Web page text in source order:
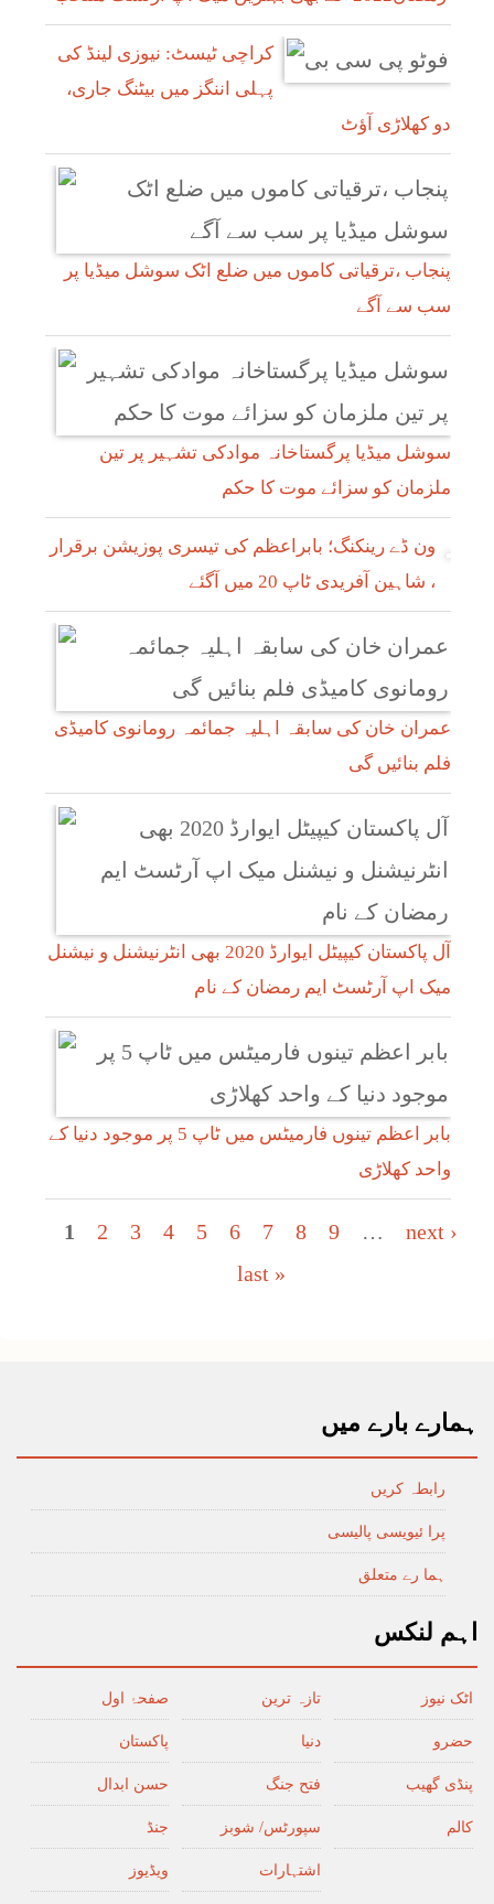
کراچی ٹیسٹ: نیوزی لینڈ کی
پہلی اننگز میں بیٹنگ جاری،
دو کھلاڑی آؤٹ
پنجاب ،ترقیاتی کاموں میں ضلع اٹک سوشل میڈیا پر
سب سے آگے
سوشل میڈیا پرگستاخانہ موادکی تشہیر پر تین
ملزمان کو سزائے موت کا حکم
ون ڈے رینکنگ؛ بابراعظم کی تیسری پوزیشن برقرار
، شاہین آفریدی ٹاپ 20 میں آگئے
عمران خان کی سابقہ اہلیہ جمائمہ رومانوی کامیڈی
فلم بنائیں گی
آل پاکستان کیپیٹل ایوارڈ 2020 بھی انٹرنیشنل و نیشنل
میک اپ آرٹسٹ ایم رمضان کے نام
بابر اعظم تینوں فارمیٹس میں ٹاپ 5 پر موجود دنیا کے
واحد کھلاڑی
Pages
1 2 3 4 5 6 7 8 9 …
next ›
last »
ہمارے بارے میں
رابطہ کریں
پرا ئیویسی پالیسی
ہما رے متعلق
اہم لنکس
صفحۂ اول تازہ ترین اٹک نیوز
پاکستان دنیا حضرو
حسن ابدال فتح جنگ پنڈی گھیب
جنڈ سپورٹس/ شوبز کالم
ویڈیوز اشتہارات